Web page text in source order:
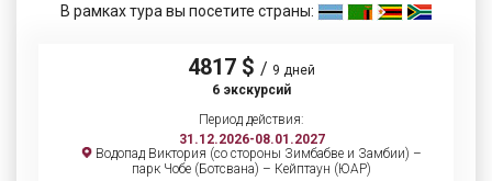
В рамках тура вы посетите страны:
4817 $ / 9 дней
6 экскурсий
Период действия:
31.12.2026-08.01.2027
Водопад Виктория (со стороны Зимбабве и Замбии) –
парк Чобе (Ботсвана) – Кейптаун (ЮАР)